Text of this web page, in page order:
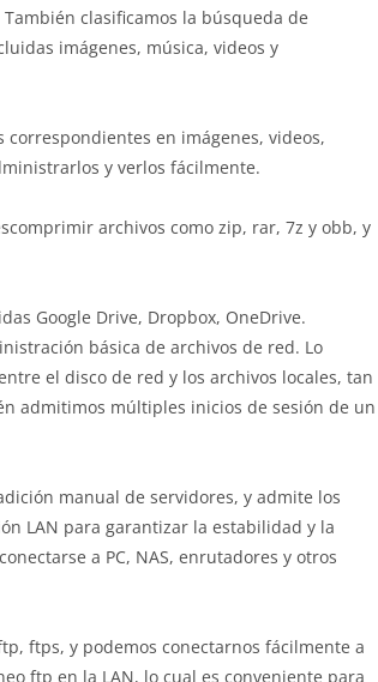
clasificamos la búsqueda de
imágenes, música, videos y
correspondientes en imágenes, videos,
y verlos fácilmente.
archivos como zip, rar, 7z y obb, y
Google Drive, Dropbox, OneDrive.
básica de archivos de red. Lo
el disco de red y los archivos locales, tan
admitimos múltiples inicios de sesión de un
manual de servidores, y admite los
LAN para garantizar la estabilidad y la
a PC, NAS, enrutadores y otros
ftps, y podemos conectarnos fácilmente a
ftp en la LAN, lo cual es conveniente para